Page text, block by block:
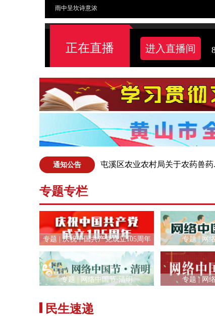
雨中呈坎诗意浓
正在直播 进入直播间
通知公告 屯溪区农业农村局关于农药兽药
专题专栏
专题 | 庆祝中国共产党成立105周年 专题 | 网
专题 | 网络中国节·清明 专题 | 网
民生速递